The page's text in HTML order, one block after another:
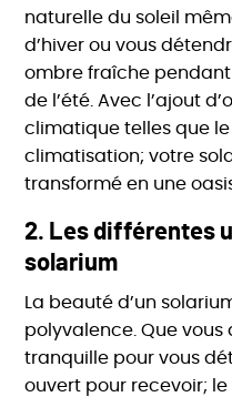
naturelle du soleil
d’hiver ou vous
ombre fraîche
de l’été. Avec l’ajout
climatique telles que
climatisation; votre
transformé en une
2. Les différentes
solarium
La beauté d’un
polyvalence. Que vous
tranquille pour vous
ouvert pour recevoir;